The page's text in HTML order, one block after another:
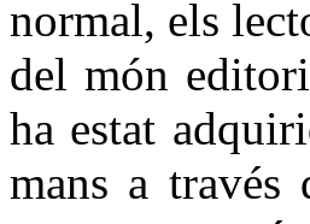
normal, els
del món
ha estat
mans a